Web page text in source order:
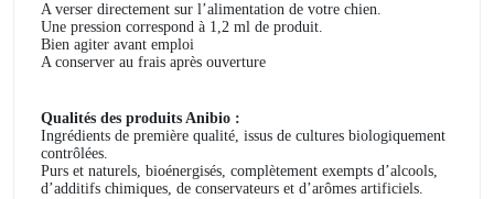
A verser directement sur l’alimentation de votre chien.
Une pression correspond à 1,2 ml de produit.
Bien agiter avant emploi
A conserver au frais après ouverture
Qualités des produits Anibio :
Ingrédients de première qualité, issus de cultures biologiquement
contrôlées.
Purs et naturels, bioénergisés, complètement exempts d’alcools,
d’additifs chimiques, de conservateurs et d’arômes artificiels.